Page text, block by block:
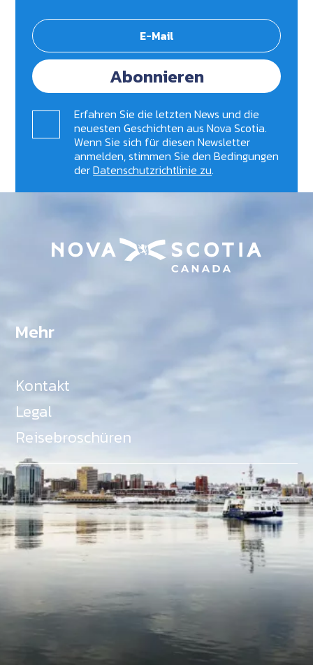
Abonnieren
Erfahren Sie die letzten News und die
neuesten Geschichten aus Nova Scotia.
Wenn Sie sich für diesen Newsletter
anmelden, stimmen Sie den Bedingungen
derDatenschutzrichtlinie zu.
Mehr
Kontakt
Legal
Reisebroschüren
Als Teil des Ministeriums für Gemeinden, Kultur,
Tourismus und Kulturerbe, setzt sich Tourism Nova
Scotia aktiv für die Förderung von
Gleichberechtigung, Vielfalt, Inklusion und
Barrierefreiheit in ganz Nova Scotia ein und
unterstützt Partner, die dieses Engagement teilen.
Nova Scotia, Kanada, befindet sich in Mi'kma'ki, dem
angestammten Gebiet der Mi'kmaq - ein Gebiet
welches wir anerkennen und ehren.